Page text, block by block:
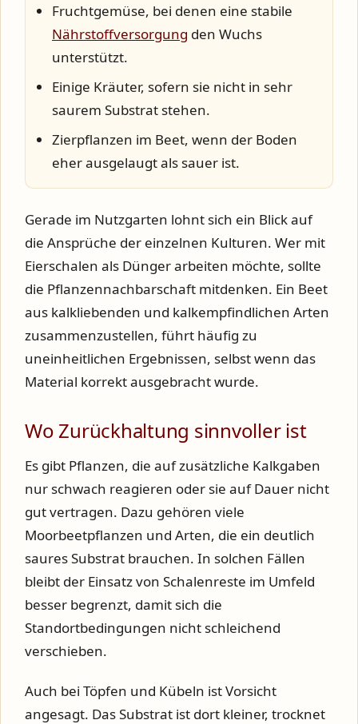
Fruchtgemüse, bei denen eine stabile
Nährstoffversorgung den Wuchs
unterstützt.
Einige Kräuter, sofern sie nicht in sehr
saurem Substrat stehen.
Zierpflanzen im Beet, wenn der Boden
eher ausgelaugt als sauer ist.
Gerade im Nutzgarten lohnt sich ein Blick auf
die Ansprüche der einzelnen Kulturen. Wer mit
Eierschalen als Dünger arbeiten möchte, sollte
die Pflanzennachbarschaft mitdenken. Ein Beet
aus kalkliebenden und kalkempfindlichen Arten
zusammenzustellen, führt häufig zu
uneinheitlichen Ergebnissen, selbst wenn das
Material korrekt ausgebracht wurde.
Wo Zurückhaltung sinnvoller ist
Es gibt Pflanzen, die auf zusätzliche Kalkgaben
nur schwach reagieren oder sie auf Dauer nicht
gut vertragen. Dazu gehören viele
Moorbeetpflanzen und Arten, die ein deutlich
saures Substrat brauchen. In solchen Fällen
bleibt der Einsatz von Schalenreste im Umfeld
besser begrenzt, damit sich die
Standortbedingungen nicht schleichend
verschieben.
Auch bei Töpfen und Kübeln ist Vorsicht
angesagt. Das Substrat ist dort kleiner, trocknet